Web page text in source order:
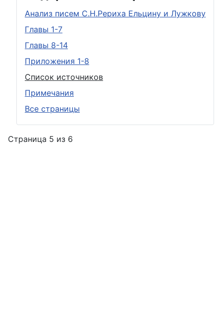
Анализ писем С.Н.Рериха Ельцину и Лужкову
Главы 1-7
Главы 8-14
Приложения 1-8
Список источников
Примечания
Все страницы
Страница 5 из 6